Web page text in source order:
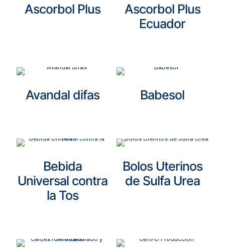
Ascorbol Plus
Ascorbol Plus
Ecuador
Avandal difas Babesol
Bebida
Universal contra
la Tos
Bolos Uterinos
de Sulfa Urea